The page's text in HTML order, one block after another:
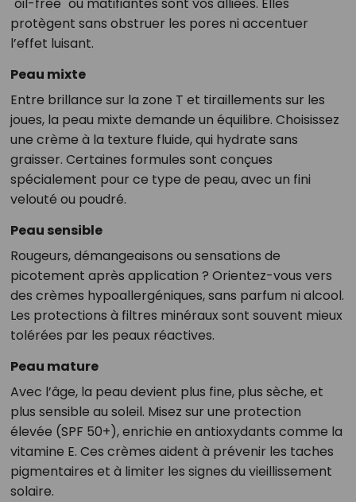
"oil-free" ou matifiantes sont vos alliées. Elles
protègent sans obstruer les pores ni accentuer
l’effet luisant.
Peau mixte
Entre brillance sur la zone T et tiraillements sur les
joues, la peau mixte demande un équilibre. Choisissez
une crème à la texture fluide, qui hydrate sans
graisser. Certaines formules sont conçues
spécialement pour ce type de peau, avec un fini
velouté ou poudré.
Peau sensible
Rougeurs, démangeaisons ou sensations de
picotement après application ? Orientez-vous vers
des crèmes hypoallergéniques, sans parfum ni alcool.
Les protections à filtres minéraux sont souvent mieux
tolérées par les peaux réactives.
Peau mature
Avec l’âge, la peau devient plus fine, plus sèche, et
plus sensible au soleil. Misez sur une protection
élevée (SPF 50+), enrichie en antioxydants comme la
vitamine E. Ces crèmes aident à prévenir les taches
pigmentaires et à limiter les signes du vieillissement
solaire.